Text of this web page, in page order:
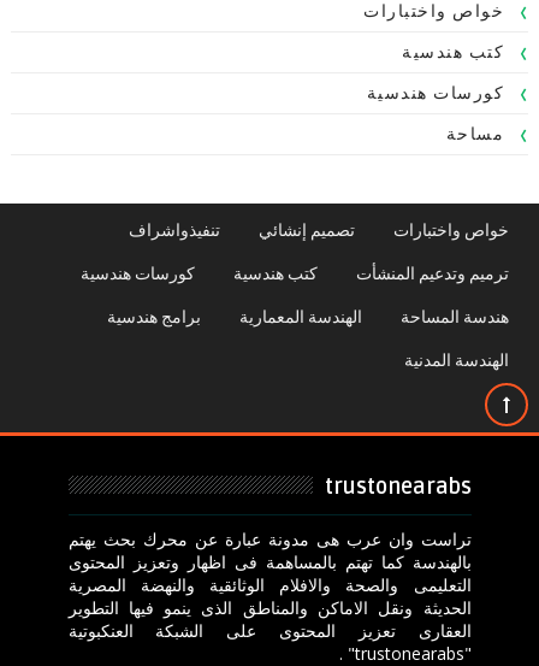
خواص واختبارات
كتب هندسية
كورسات هندسية
مساحة
خواص واختبارات تصميم إنشائي تنفيذواشراف
ترميم وتدعيم المنشأت كتب هندسية كورسات هندسية
هندسة المساحة الهندسة المعمارية برامج هندسية
الهندسة المدنية
trustonearabs
تراست وان عرب هى مدونة عبارة عن محرك بحث يهتم
بالهندسة كما تهتم بالمساهمة فى اظهار وتعزيز المحتوى
التعليمى والصحة والافلام الوثائقية والنهضة المصرية
الحديثة ونقل الاماكن والمناطق الذى ينمو فيها التطوير
العقارى تعزيز المحتوى على الشبكة العنكبوتية
"trustonearabs" .